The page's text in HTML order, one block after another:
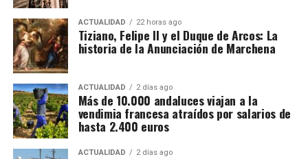
Felipe II, consciente del talento de Tiziano, le confió
la realización de susPoesías,una serie de cuadros
mitológicos que desbordaban
sofisticación.
profundamente al monarca, fueLa Anunciación
Tiziano. Su dramatismo, la iluminación etérea y la
intensidad emocional la convirtieron en una
referencia obligadapara los pintores de su tiempo. Es
Los contratos suelen durar entre diez días y tres
semanas. Algunos trabajadores enlazan varias
explotaciones y permanecen en Francia durante más
de un mes. La fecha exacta depende de la
maduración de la uva y de las temperaturas.
Cuánto se cobra
El salario mínimo oficial francés es de 12,02 euros
brutos por hora. Sin embargo, las ofertas actuales
ACTUALIDAD 22 horas ago
Tiziano, Felipe II y el Duque de Arcos: La
historia de la Anunciación de Marchena
ACTUALIDAD 2 días ago
Más de 10.000 andaluces viajan a la
vendimia francesa atraídos por salarios de
hasta 2.400 euros
ACTUALIDAD 2 días ago